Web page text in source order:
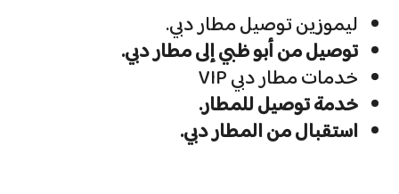
ليموزين توصيل مطار دبي.
توصيل من أبو ظبي إلى مطار دبي.
خدمات مطار دبي VIP
خدمة توصيل للمطار.
استقبال من المطار دبي.